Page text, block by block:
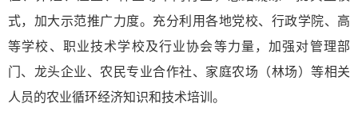
式，加大示范推广力度。充分利用各地党校、行政学院、高
等学校、职业技术学校及行业协会等力量，加强对管理部
门、龙头企业、农民专业合作社、家庭农场（林场）等相关
人员的农业循环经济知识和技术培训。